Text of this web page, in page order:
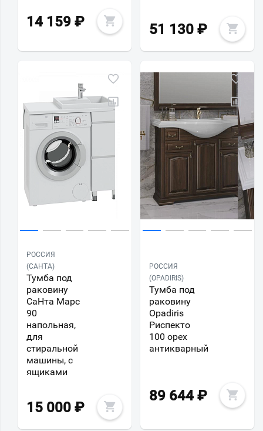
14 159 ₽ 51 130 ₽
РОССИЯ
(САНТА)
Тумба под
раковину
СаНта Марс
90
напольная,
для
стиральной
машины, с
ящиками
15 000 ₽
РОССИЯ
(OPADIRIS)
Тумба под
раковину
Opadiris
Риспекто
100 орех
антикварный
89 644 ₽